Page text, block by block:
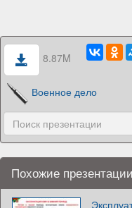
8.87M
Военное дело
Похожие